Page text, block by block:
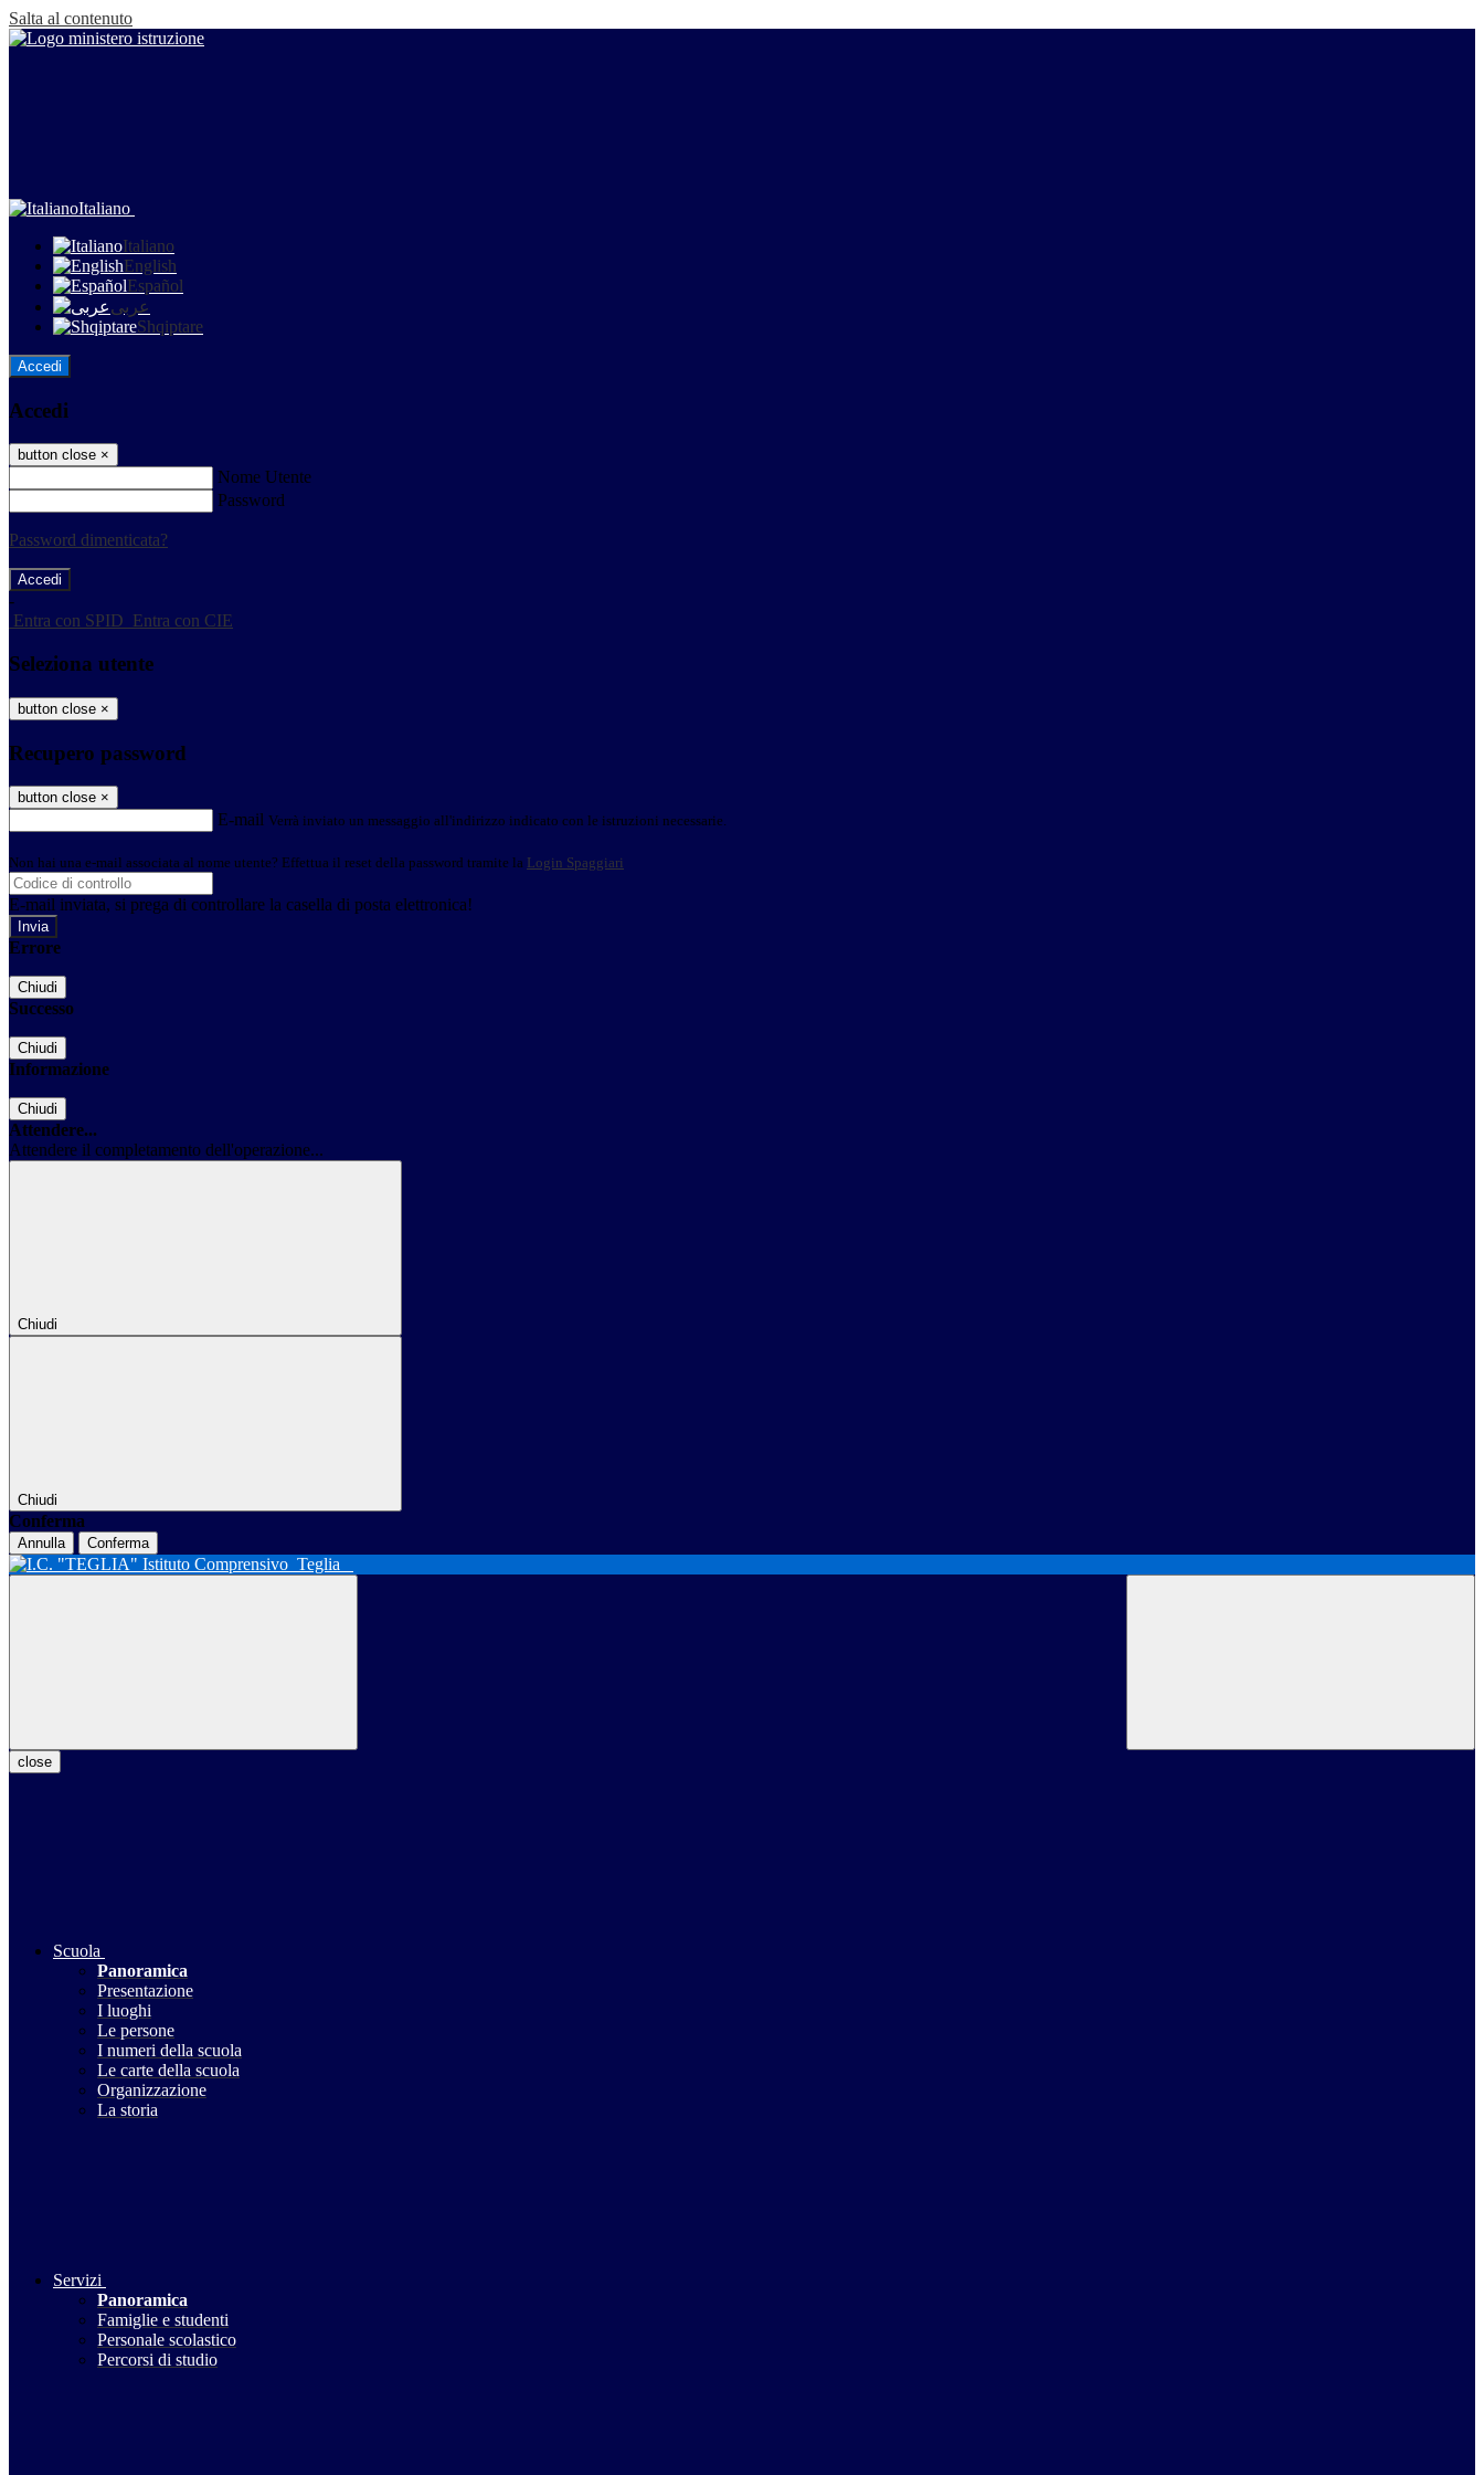
Salta al contenuto
Italiano
Italiano
English
Español
عربى
Shqiptare
Accedi
Accedi
button close ×
Nome Utente
Password
Password dimenticata?
-
Entra con SPID Entra con CIE
Seleziona utente
button close ×
Recupero password
button close ×
E-mail Verrà inviato un messaggio all'indirizzo indicato con le istruzioni necessarie.
Non hai una e-mail associata al nome utente? Effettua il reset della password tramite la Login Spaggiari
E-mail inviata, si prega di controllare la casella di posta elettronica!
Errore
Chiudi
Successo
Chiudi
Informazione
Chiudi
Attendere...
Attendere il completamento dell'operazione...
Chiudi
Chiudi
Conferma
Annulla Conferma
Istituto Comprensivo Teglia
close
Scuola
Panoramica
Presentazione
I luoghi
Le persone
I numeri della scuola
Le carte della scuola
Organizzazione
La storia
Servizi
Panoramica
Famiglie e studenti
Personale scolastico
Percorsi di studio